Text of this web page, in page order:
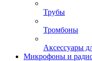
Трубы
Тромбоны
Аксессуары
Микрофоны и